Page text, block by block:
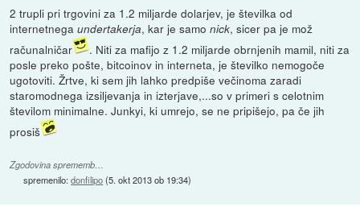
2 trupli pri trgovini za 1.2 miljarde dolarjev, je številka od
internetnegaundertakerja, kar je samonick, sicer pa je mož
računalničar
. Niti za mafijo z 1.2 miljarde obrnjenih mamil, niti za
posle preko pošte, bitcoinov in interneta, je številko nemogoče
ugotoviti. Žrtve, ki sem jih lahko predpiše večinoma zaradi
staromodnega izsiljevanja in izterjave,...so v primeri s celotnim
številom minimalne. Junkyi, ki umrejo, se ne pripišejo, pa če jih
prosiš
Zgodovina sprememb…
spremenilo:donfilipo(5. okt 2013 ob 19:34)